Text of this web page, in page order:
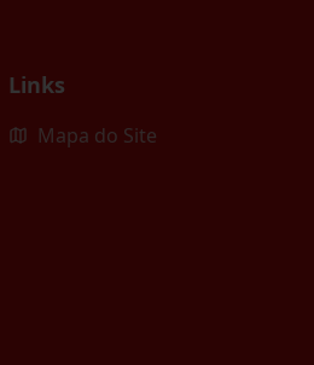
Links
Mapa do Site